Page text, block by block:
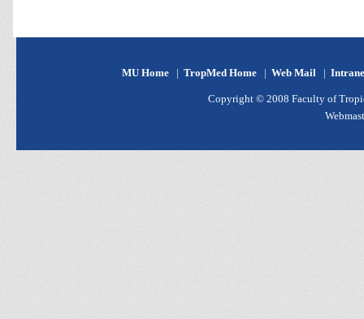
MU Home | TropMed Home | Web Mail |
Copyright © 2008 Faculty of